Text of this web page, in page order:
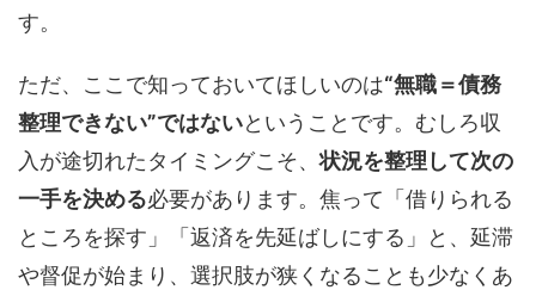
す。
ただ、ここで知っておいてほしいのは“無職＝債務
整理できない”ではないということです。むしろ収
入が途切れたタイミングこそ、状況を整理して次の
一手を決める必要があります。焦って「借りられる
ところを探す」「返済を先延ばしにする」と、延滞
や督促が始まり、選択肢が狭くなることも少なくあ